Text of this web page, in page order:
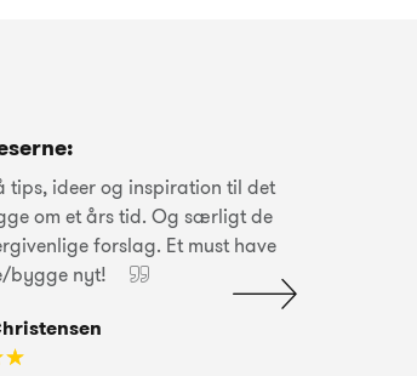
ideer og inspiration til det
om et års tid. Og særligt de
forslag. Et must have
bygge nyt!
☆
★